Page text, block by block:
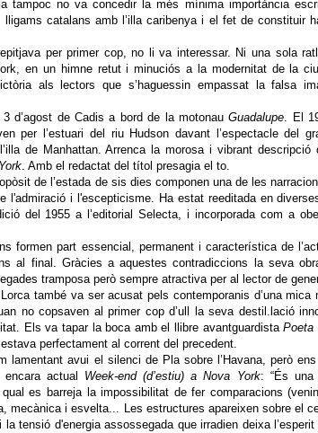
tampoc no va concedir la més mínima importància
catalans amb l’illa caribenya i el fet de constituir
per primer cop, no li va interessar. Ni una sola
en un himne retut i minuciós a la modernitat de la
als lectors que s’haguessin empassat la falsa
3 d’agost de Cadis a bord de la motonauGuadalupe. El
per l’estuari del riu Hudson davant l’espectacle del
l’illa de Manhattan. Arrenca la morosa i vibrant
. Amb el redactat del títol presagia el to.
de l’estada de sis dies componen una de les
l'admiració i l'escepticisme. Ha estat reeditada en
del 1955 a l’editorial Selecta, i incorporada com a
formen part essencial, permanent i característica de
al final. Gràcies a aquestes contradiccions la seva
tramposa però sempre atractiva per al lector de
també va ser acusat pels contemporanis d’una
no copsaven al primer cop d’ull la seva destil.lació
Els va tapar la boca amb el llibre avantguardistaPoeta
perfectament al corrent del precedent.
lamentant avui el silenci de Pla sobre l’Havana, però
actual Week-end (d’estiu) a Nova York: “És una
es barreja la impossibilitat de fer comparacions
mecànica i esvelta... Les estructures apareixen sobre el
la tensió d'energia assossegada que irradien deixa